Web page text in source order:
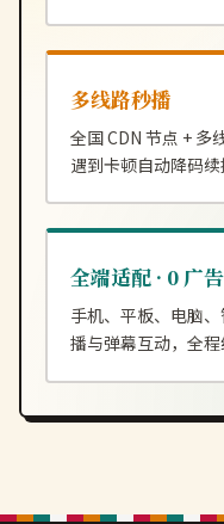
多线路秒播
全国 CDN 节点 + 多
遇到卡顿自动降码续
全端适配 · 0 广告
手机、平板、电脑
播与弹幕互动，全程